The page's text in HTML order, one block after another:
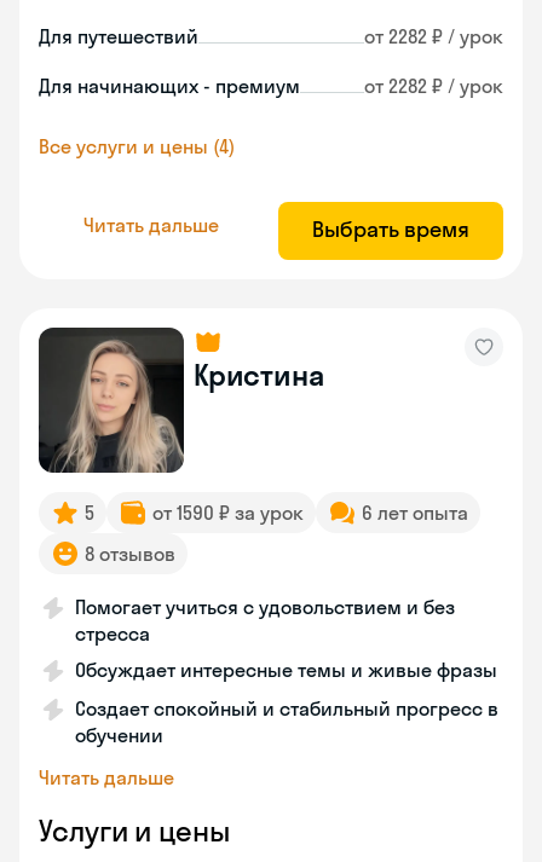
Для путешествий от 2282 ₽ / урок
Для начинающих - премиум от 2282 ₽ / урок
Все услуги и цены (4)
Читать дальше Выбрать время
Кристина
5 от 1590 ₽ за урок
6 лет опыта
8 отзывов
Помогает учиться с удовольствием и без
стресса
Обсуждает интересные темы и живые фразы
Создает спокойный и стабильный прогресс в
обучении
Читать дальше
Услуги и цены